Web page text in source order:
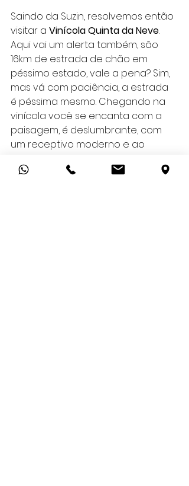
Saindo da Suzin, resolvemos então
visitar a Vinícola Quinta da Neve.
Aqui vai um alerta também, são
16km de estrada de chão em
péssimo estado, vale a pena? Sim,
mas vá com paciência, a estrada
é péssima mesmo. Chegando na
vinícola você se encanta com a
paisagem, é deslumbrante, com
um receptivo moderno e ao
uma das vinícolas com melhor